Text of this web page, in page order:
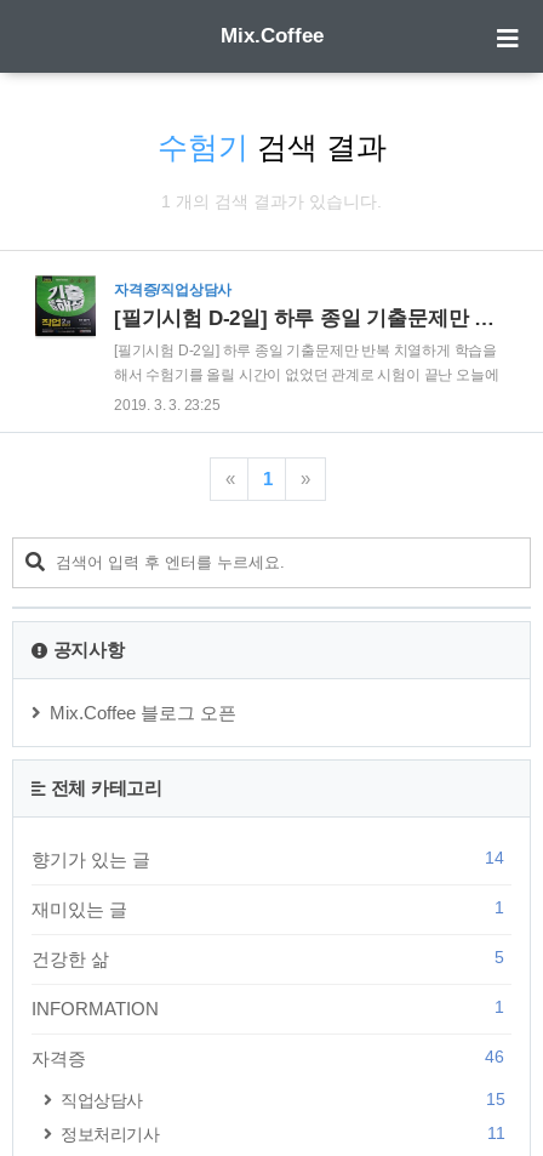
Mix.Coffee
수험기 검색 결과
1 개의 검색 결과가 있습니다.
자격증/직업상담사
[필기시험 D-2일] 하루 종일 기출문제만 반복
[필기시험 D-2일] 하루 종일 기출문제만 반복 치열하게 학습을
해서 수험기를 올릴 시간이 없었던 관계로 시험이 끝난 오늘에
서야 글을 올립니다. 직업상담사 필기시험 D-2일은 다행히도
할 수 밖에 없습니다. 물론 스터디카페나 사설 독서실을 이용할
수도 있지만 갑자기 학습 분위기가 바뀌는 것도 그렇고 해서 그
고, 기출문제 해설을 닥치는 대로 암기를 하여야 합니다. 새벽부
터 하루 종일 기출문제만 반복을 했습니다. 기출문제 10년분을
거의 다 본 것 같습니다. 그랬더니..
2019. 3. 3. 23:25
« 1 »
공지사항
Mix.Coffee 블로그 오픈
전체 카테고리
향기가 있는 글 14
재미있는 글 1
건강한 삶 5
INFORMATION 1
자격증 46
직업상담사
15
정보처리기사
11